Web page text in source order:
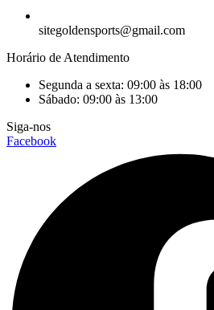
sitegoldensports@gmail.com
Horário de Atendimento
Segunda a sexta: 09:00 às 18:00
Sábado: 09:00 às 13:00
Siga-nos
Facebook